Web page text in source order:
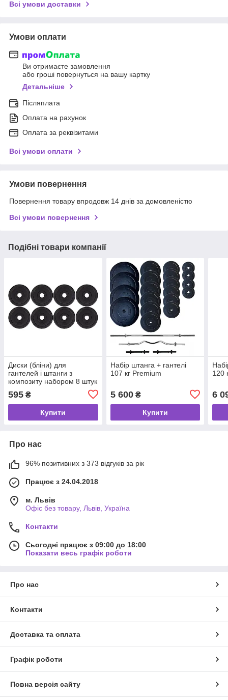
Всі умови доставки
Умови оплати
Ви отримаєте замовлення
або гроші повернуться на вашу картку
Детальніше
Післяплата
Оплата на рахунок
Оплата за реквізитами
Всі умови оплати
Умови повернення
Повернення товару впродовж 14 днів за домовленістю
Всі умови повернення
Подібні товари компанії
Диски (бліни) для
гантелей і штанги з
композиту набором 8 штук
по 1,25 кг діаметр отвору
30 мм
595 ₴
Купити
Набір штанга + гантелі
107 кг Premium
5 600₴
Купити
120
6
Про нас
96% позитивних з 373 відгуків за рік
Працює з 24.04.2018
м. Львів
Офіс без товару, Львів, Україна
Контакти
Сьогодні працює з 09:00 до 18:00
Показати весь графік роботи
Про нас
Контакти
Доставка та оплата
Графік роботи
Повна версія сайту